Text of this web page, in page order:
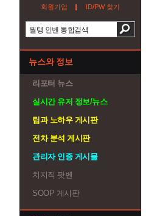
회원가입 ID/PW 찾기
뉴스와 정보
리포터 뉴스
실시간 유저 정보/뉴스
팁과 노하우 게시판
전차 분석 게시판
관리자 인증 게시물
치지직 팟벤
SOOP 게시판